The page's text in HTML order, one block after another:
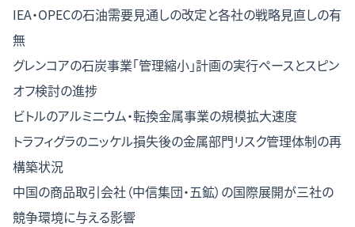
IEA・OPECの石油需要見通しの改定と各社の戦略見直しの有
無
グレンコアの石炭事業「管理縮小」計画の実行ペースとスピン
オフ検討の進捗
ビトルのアルミニウム・転換金属事業の規模拡大速度
トラフィグラのニッケル損失後の金属部門リスク管理体制の再
構築状況
中国の商品取引会社（中信集団・五鉱）の国際展開が三社の
競争環境に与える影響